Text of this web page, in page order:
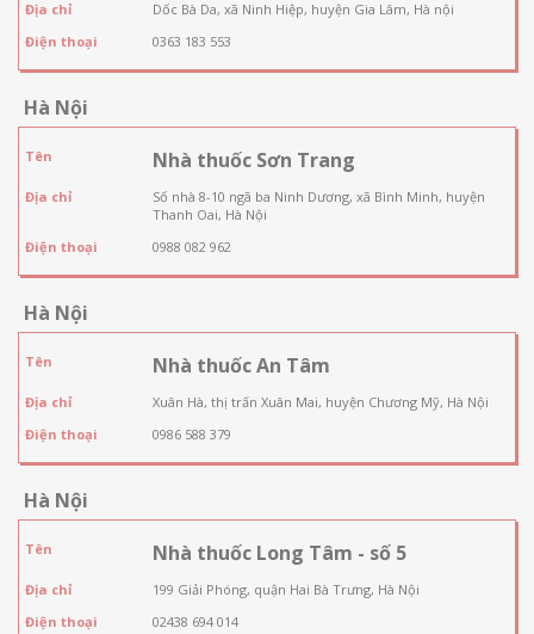
Địa chỉ
Dốc Bà Da, xã Ninh Hiệp, huyện Gia Lâm, Hà nội
Điện thoại
0363 183 553
Hà Nội
Tên Nhà thuốc Sơn Trang
Địa chỉ
Số nhà 8-10 ngã ba Ninh Dương, xã Bình Minh, huyện
Thanh Oai, Hà Nội
Điện thoại
0988 082 962
Hà Nội
Tên Nhà thuốc An Tâm
Địa chỉ
Xuân Hà, thị trấn Xuân Mai, huyện Chương Mỹ, Hà Nội
Điện thoại
0986 588 379
Hà Nội
Tên Nhà thuốc Long Tâm - số 5
Địa chỉ
199 Giải Phóng, quận Hai Bà Trưng, Hà Nội
Điện thoại
02438 694 014